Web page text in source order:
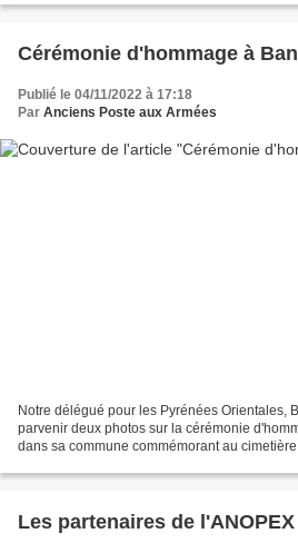
Cérémonie d'hommage à
Publié le 04/11/2022 à 17:18
Par Anciens Poste aux Armées
Notre délégué pour les Pyrénées Orientales,
parvenir deux photos sur la cérémonie
dans sa commune commémorant au cimetière
Les partenaires de l'ANOPEX